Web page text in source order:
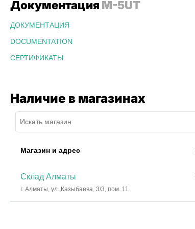
Документация M-5UT
ДОКУМЕНТАЦИЯ
DOCUMENTATION
СЕРТИФИКАТЫ
Наличие в магазинах
Магазин и адрес
Склад Алматы
г. Алматы, ул. Казыбаева, 3/3, пом. 11